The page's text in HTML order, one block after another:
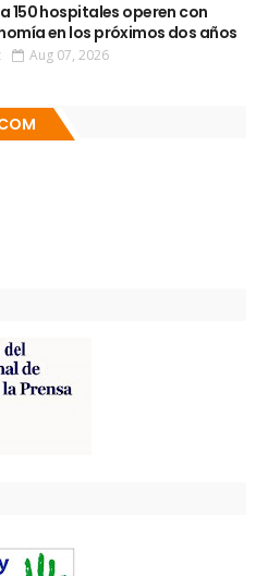
150 hospitales operen con
en los próximos dos años
Aug 07, 2026